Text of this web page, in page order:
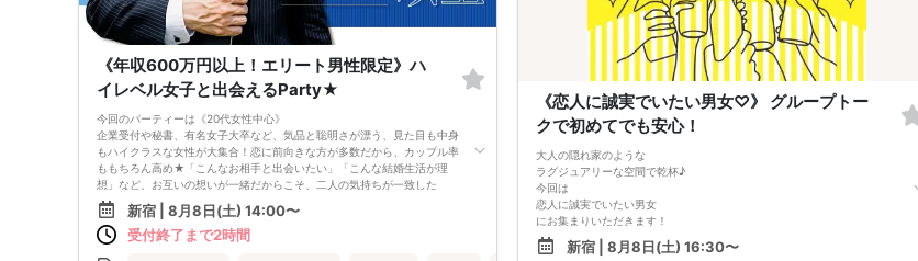
《年収600万円以上！エリート男性限定》ハ
イレベル女子と出会えるParty★
今回のパーティーは《20代女性中心》
企業受付や秘書、有名女子大卒など、気品と聡明さが漂う、見た目も中身
もハイクラスな女性が大集合！恋に前向きな方が多数だから、カップル率
ももちろん高め★「こんなお相手と出会いたい」「こんな結婚生活が理
想」など、お互いの想いが一緒だからこそ、二人の気持ちが一致した
時…。最高のトキメキの瞬間を味わえること間違いなしです♪そろそろ将
来を意識した出逢いがしたい！恋に前向きな女性と知り合いたい、とお考
えの皆様はこちらのパーティーへ♪
新宿 | 8月8日(土) 14:00〜
受付終了まで2時間
《恋人に誠実でいたい男女♡》 グループトー
クで初めてでも安心！
大人の隠れ家のような
ラグジュアリーな空間で乾杯♪
今回は
恋人に誠実でいたい男女
にお集まりいただきます！
将来を考えられる
運命のお相手と出会えるかも＆hellip＆＆♡
新宿 | 8月8日(土) 16:30〜